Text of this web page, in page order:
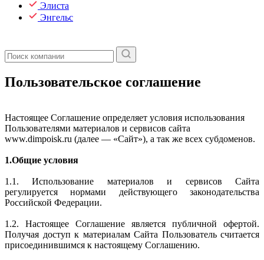
Элиста
Энгельс
Пользовательское соглашение
Настоящее Соглашение определяет условия использования
Пользователями материалов и сервисов сайта
www.dimpoisk.ru (далее — «Сайт»), а так же всех субдоменов.
1.Общие условия
1.1. Использование материалов и сервисов Сайта
регулируется нормами действующего законодательства
Российской Федерации.
1.2. Настоящее Соглашение является публичной офертой.
Получая доступ к материалам Сайта Пользователь считается
присоединившимся к настоящему Соглашению.